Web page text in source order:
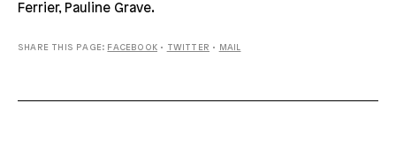
Ferrier, Pauline Grave.
SHARE THIS PAGE: FACEBOOK • TWITTER • MAIL